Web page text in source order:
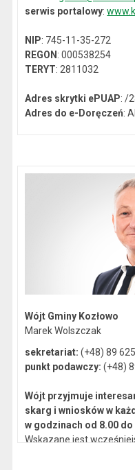
serwis portalowy:
NIP: 745-11-35-272
REGON: 000538254
TERYT: 2811032
Adres skrytki ePUAP: /
Adres do e-Doręczeń:
Wójt Gminy Kozłowo
Marek Wolszczak
sekretariat: (+48) 89
punkt podawczy: (+48)
Wójt przyjmuje
skarg i wniosków w
w godzinach od 8.00 do
Wskazane jest